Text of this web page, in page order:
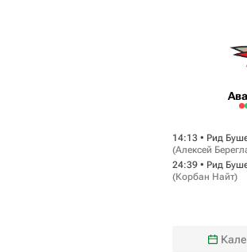
14:13 • Рид
(Алексей
24:39 • Рид
(Корбан Найт)